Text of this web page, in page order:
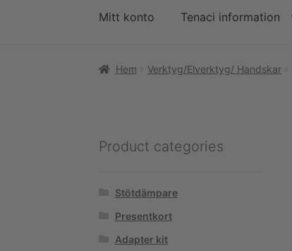
Mitt konto Tenaci information
Hem Verktyg/Elverktyg/ Handskar
Product categories
Stötdämpare
Presentkort
Adapter kit